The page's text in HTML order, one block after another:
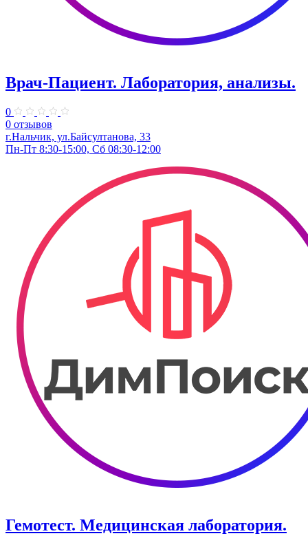
Врач-Пациент. Лаборатория, анализы.
0
0 отзывов
г.Нальчик, ул.Байсултанова, 33
Пн-Пт 8:30-15:00, Сб 08:30-12:00
Гемотест. Медицинская лаборатория.